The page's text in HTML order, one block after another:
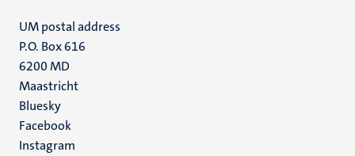
UM postal address
P.O. Box 616
6200 MD
Maastricht
Social
media
Bluesky
Facebook
Instagram